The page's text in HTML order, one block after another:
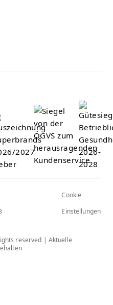
Cookie
Einstellungen
reserved | Aktuelle